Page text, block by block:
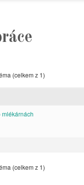
(celkem z 1)
(celkem z 1)